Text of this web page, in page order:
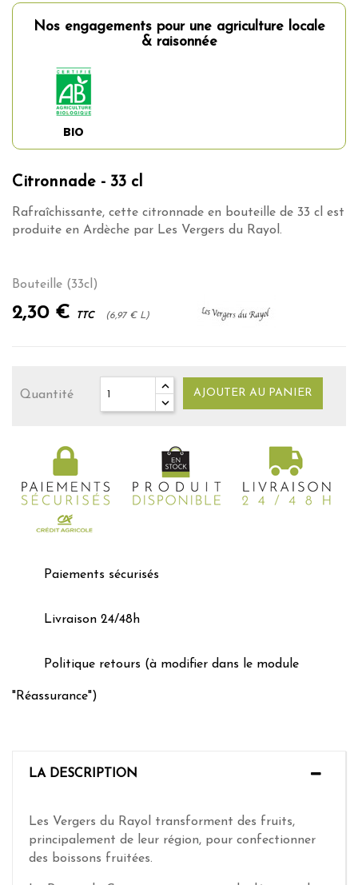
Nos engagements pour une agriculture locale
& raisonnée
BIO
Citronnade - 33 cl
Rafraîchissante, cette citronnade en bouteille de 33 cl est
produite en Ardèche par Les Vergers du Rayol.
Bouteille (33cl)
2,30 € TTC (6,97 € L)
Quantité AJOUTER AU PANIER
Paiements sécurisés
Livraison 24/48h
Politique retours (à modifier dans le module
"Réassurance")
LA DESCRIPTION
Les Vergers du Rayol transforment des fruits,
principalement de leur région, pour confectionner
des boissons fruitées.